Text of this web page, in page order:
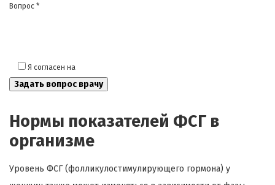
Вопрос *
Я согласен на
Нормы показателей ФСГ в
организме
Уровень ФСГ (фолликулостимулирующего гормона) у